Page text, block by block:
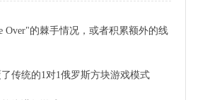
的棘手情况，或者积累额外的线
传统的1对1俄罗斯方块游戏模式